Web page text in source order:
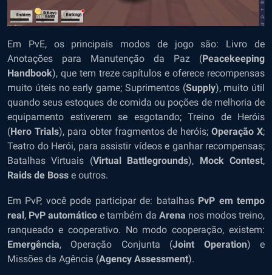
Em PvE, os principais modos de jogo são: Livro de
Anotações para Manutenção da Paz (Peacekeeping
Handbook), que tem treze capítulos e oferece recompensas
muito úteis no early game; Suprimentos (Supply), muito útil
quando seus estoques de comida ou poções de melhoria de
equipamento estiverem se esgotando; Treino de Heróis
(Hero Trials), para obter fragmentos de heróis;Operação X;
Teatro do Herói, para assistir vídeos e ganhar recompensas;
Batalhas Virtuais (Virtual Battlegrounds), Mock Contest,
Raids de Boss e outros.
Em PvP, você pode participar de: batalhas PvP em tempo
real , PvP automático e também da Arena nos modos treino,
ranqueado e cooperativo. No modo cooperação, existem:
Emergência, Operação Conjunta (Joint Operation) e
Missões da Agência (Agency Assessment).